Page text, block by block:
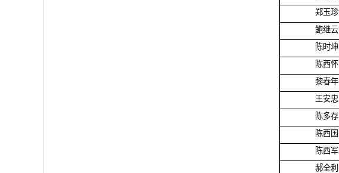
郑玉珍
鲍继云
陈时坤
陈西怀
黎春年
王安忠
陈多存
陈西国
陈西军
郝全利